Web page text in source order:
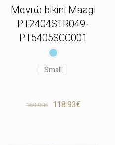
Μαγιώ bikini Maagi
PT2404STR049-
PT5405SCC001
Small
169.90€
Original
118.93€Η